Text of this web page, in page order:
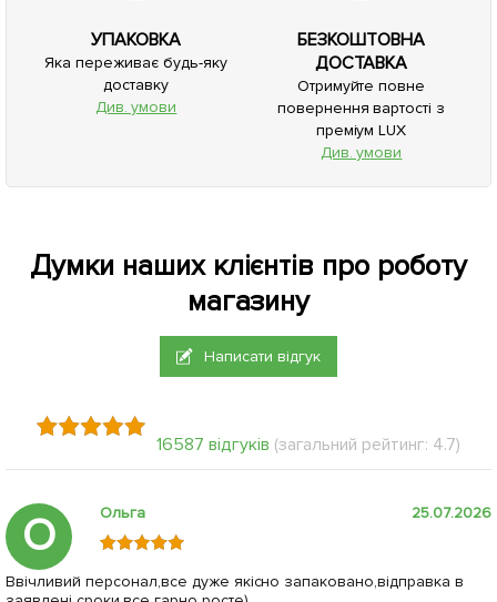
УПАКОВКА
Яка переживає будь-яку
доставку
Див. умови
БЕЗКОШТОВНА
ДОСТАВКА
Отримуйте повне
повернення вартості з
преміум LUX
Див. умови
Думки наших клієнтів про роботу
магазину
Написати відгук
16587 відгуків (загальний рейтинг: 4.7)
О Ольга 25.07.2026
Ввічливий персонал,все дуже якісно запаковано,відправка в